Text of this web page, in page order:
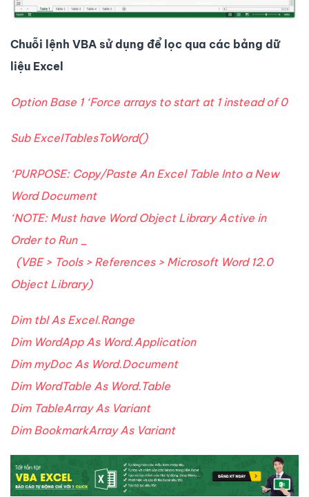
Chuỗi lệnh VBA sử dụng để lọc qua các bảng dữ
liệu Excel
Option Base 1 ‘Force arrays to start at 1 instead of 0
Sub ExcelTablesToWord()
‘PURPOSE: Copy/Paste An Excel Table Into a New
Word Document
‘NOTE: Must have Word Object Library Active in
Order to Run _
(VBE > Tools > References > Microsoft Word 12.0
Object Library)
Dim tbl As Excel.Range
Dim WordApp As Word.Application
Dim myDoc As Word.Document
Dim WordTable As Word.Table
Dim TableArray As Variant
Dim BookmarkArray As Variant